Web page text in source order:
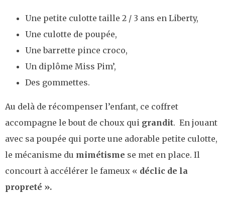
Une petite culotte taille 2 / 3 ans en Liberty,
Une culotte de poupée,
Une barrette pince croco,
Un diplôme Miss Pim’,
Des gommettes.
Au delà de récompenser l’enfant, ce coffret
accompagne le bout de choux qui grandit. En jouant
avec sa poupée qui porte une adorable petite culotte,
le mécanisme du mimétisme se met en place. Il
concourt à accélérer le fameux « déclic de la
propreté ».